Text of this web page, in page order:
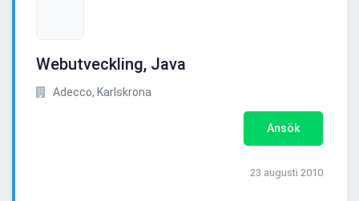
Webutveckling, Java
Adecco, Karlskrona
Ansök
23 augusti 2010